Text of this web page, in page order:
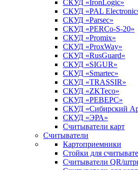
СКУД «IronLogic»
СКУД «PAL
СКУД «Parsec»
СКУД «PERCo-S-20»
СКУД «Promix»
СКУД «ProxWay»
СКУД «RusGuard»
СКУД «SIGUR»
СКУД «Smartec»
СКУД «TRASSIR»
СКУД «ZKTeco»
СКУД «РЕВЕРС»
СКУД «Сибирский
СКУД «ЭРА»
Считыватели карт
Считыватели
Картоприемники
Стойки для
Считыватели QR/